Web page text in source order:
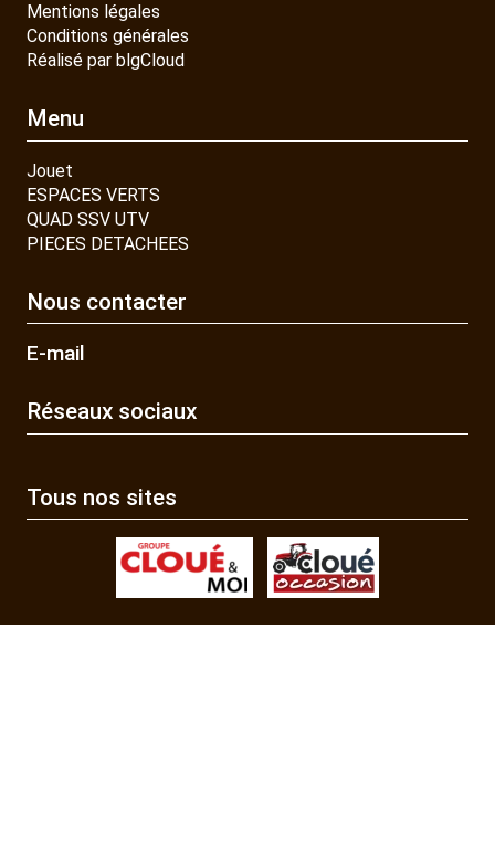
Mentions légales
Conditions générales
Réalisé par blgCloud
Menu
Jouet
ESPACES VERTS
QUAD SSV UTV
PIECES DETACHEES
Nous contacter
E-mail
Réseaux sociaux
Tous nos sites